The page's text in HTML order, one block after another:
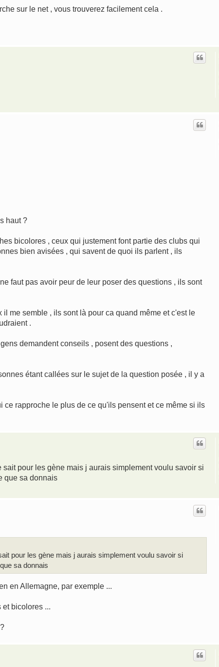
sur le net , vous trouverez facilement cela .
haut ?
bicolores , ceux qui justement font partie des clubs qui
bien avisées , qui savent de quoi ils parlent , ils
faut pas avoir peur de leur poser des questions , ils sont
me semble , ils sont là pour ca quand même et c'est le
.
demandent conseils , posent des questions ,
étant callées sur le sujet de la question posée , il y a
rapproche le plus de ce qu'ils pensent et ce même si ils
pour les gène mais j aurais simplement voulu savoir si
que sa donnais
pour les gène mais j aurais simplement voulu savoir si
sa donnais
en Allemagne, par exemple ...
et bicolores ...